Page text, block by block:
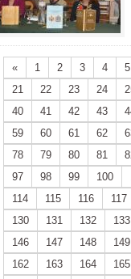
« 1 2 3 4
5
21
22 23 24
40
41 42 43
59
60 61 62
78
79 80 81
97
98 99 100
114
115 116
117
130
131 132
133
146
147 148
149
162
163 164
165